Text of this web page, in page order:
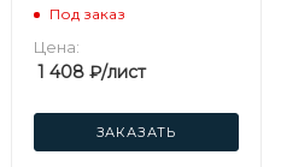
березовая
Под заказ
Цена:
1 408₽/лист
ЗАКАЗАТЬ